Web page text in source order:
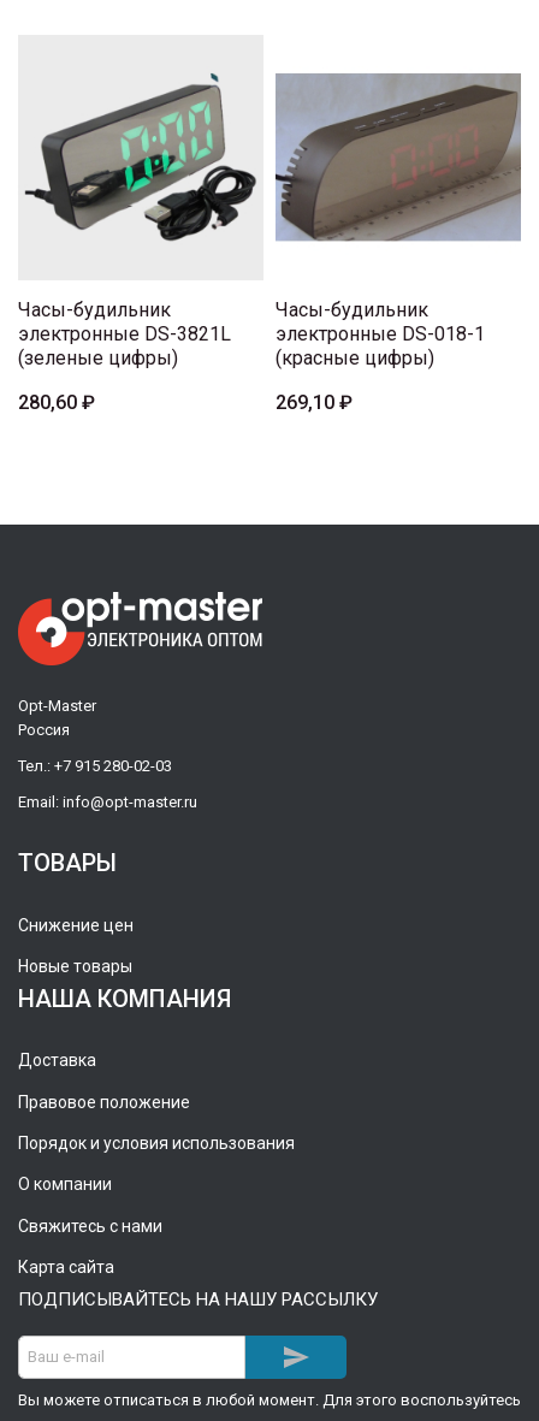
Часы-будильник
электронные DS-3821L
(зеленые цифры)
280,60 ₽
Часы-будильник
электронные DS-018-1
(красные цифры)
269,10 ₽
Opt-Master
Россия
Тел.: +7 915 280-02-03
Email: info@opt-master.ru
ТОВАРЫ
Снижение цен
Новые товары
НАША КОМПАНИЯ
Доставка
Правовое положение
Порядок и условия использования
О компании
Свяжитесь с нами
Карта сайта
ПОДПИСЫВАЙТЕСЬ НА НАШУ РАССЫЛКУ

Вы можете отписаться в любой момент. Для этого воспользуйтесь